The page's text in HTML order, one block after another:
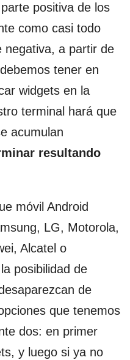
positiva de los
como casi todo
negativa, a partir de
tener en
widgets en la
terminal hará que
acumulan
resultando
móvil Android
LG, Motorola,
Alcatel o
posibilidad de
de
que tenemos
dos: en primer
y luego si ya no